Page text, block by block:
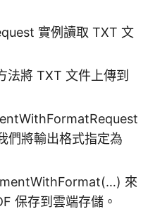
實例讀取 TXT 文
將 TXT 文件上傳到
們將輸出格式指定為
來
保存到雲端存儲。